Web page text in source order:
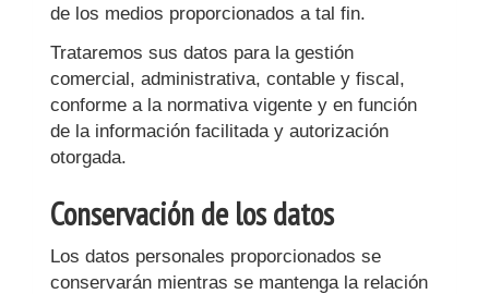
de los medios proporcionados a tal fin.
Trataremos sus datos para la gestión
comercial, administrativa, contable y fiscal,
conforme a la normativa vigente y en función
de la información facilitada y autorización
otorgada.
Conservación de los datos
Los datos personales proporcionados se
conservarán mientras se mantenga la relación